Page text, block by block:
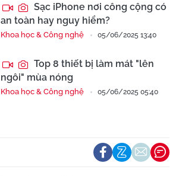
Sạc iPhone nơi công cộng có
an toàn hay nguy hiểm?
Khoa học & Công nghệ 05/06/2025 13:40
Top 8 thiết bị làm mát "lên
ngôi" mùa nóng
Khoa học & Công nghệ 05/06/2025 05:40